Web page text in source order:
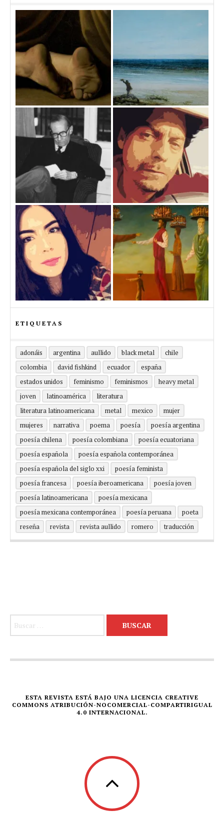
ETIQUETAS
adonáis argentina aullido black metal
chile
colombia
david fishkind ecuador
españa
estados unidos
feminismo feminismos
heavy metal
joven
latinoamérica
literatura
literatura latinoamericana
metal mexico
mujer
mujeres
narrativa poema poesía
poesía argentina
poesía chilena
poesía colombiana
poesía ecuatoriana
poesía española
poesía española contemporánea
poesía española del siglo xxi
poesía feminista
poesía francesa
poesía iberoamericana
poesía joven
poesía latinoamericana
poesía mexicana
poesía mexicana contemporánea
poesía peruana
poeta
reseña
revista revista aullido romero traducción
ESTA REVISTA ESTÁ BAJO UNA LICENCIA CREATIVE
COMMONS ATRIBUCIÓN-NOCOMERCIAL-COMPARTIRIGUAL
4.0 INTERNACIONAL.